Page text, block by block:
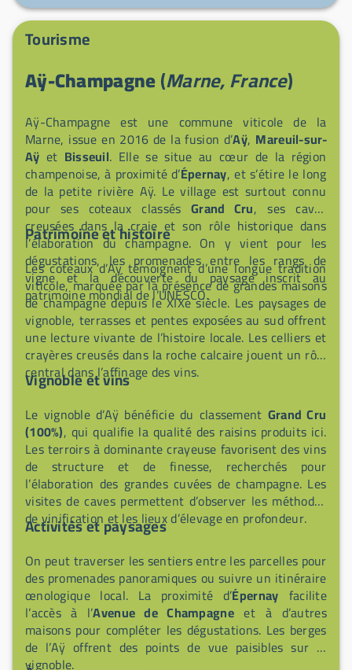
ravitaillement en eau, toilettes publiques et point de
collecte des déchets. Le village voisin offre une
boulangerie-pâtisserie, une pharmacie, un bar-
n°10 (Mareuil-sur-Aÿ // Aÿ // Épernay) dessert la
zone. Idéal pour une halte paisible entre vignobles et
balade le long du canal.
Tourisme
Aÿ-Champagne(Marne, France)
Aÿ-Champagne est une commune viticole de la
Marne, issue en 2016 de la fusion d’Aÿ, Mareuil-sur-
Aÿ et Bisseuil. Elle se situe au cœur de la région
champenoise, à proximité d’Épernay, et s’étire le long
de la petite rivière Aÿ. Le village est surtout connu
pour ses coteaux classésGrand Cru, ses caves
creusées dans la craie et son rôle historique dans
l’élaboration du champagne. On y vient pour les
dégustations, les promenades entre les rangs de
vigne et la découverte du paysage inscrit au
patrimoine mondial de l’UNESCO.
Patrimoine et histoire
Les coteaux d’Aÿ témoignent d’une longue tradition
viticole, marquée par la présence de grandes maisons
de champagne depuis le XIXe siècle. Les paysages de
vignoble, terrasses et pentes exposées au sud offrent
une lecture vivante de l’histoire locale. Les celliers et
crayères creusés dans la roche calcaire jouent un rôle
central dans l’affinage des vins.
Vignoble et vins
Le vignoble d’Aÿ bénéficie du classement Grand Cru
(100%), qui qualifie la qualité des raisins produits ici.
Les terroirs à dominante crayeuse favorisent des vins
de structure et de finesse, recherchés pour
l’élaboration des grandes cuvées de champagne. Les
visites de caves permettent d’observer les méthodes
de vinification et les lieux d’élevage en profondeur.
Activités et paysages
On peut traverser les sentiers entre les parcelles pour
des promenades panoramiques ou suivre un itinéraire
œnologique local. La proximité d’Épernay facilite
l’accès à l’Avenue de Champagneet à d’autres
maisons pour compléter les dégustations. Les berges
de l’Aÿ offrent des points de vue paisibles sur le
vignoble.